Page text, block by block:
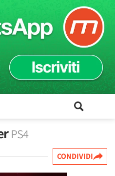
PS4
CONDIVIDI